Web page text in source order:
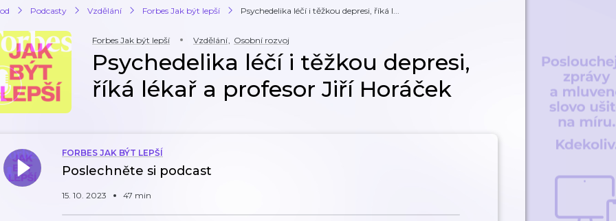
Podcasty Vzdělání Forbes Jak být lepší Psychedelika léčí i těžkou depresi, říká l...
Forbes Jak být lepší Vzdělání, Osobní rozvoj
Psychedelika léčí i těžkou depresi,
říká lékař a profesor Jiří Horáček
FORBES JAK BÝT LEPŠÍ
Poslechněte si podcast
15. 10. 2023 47 min